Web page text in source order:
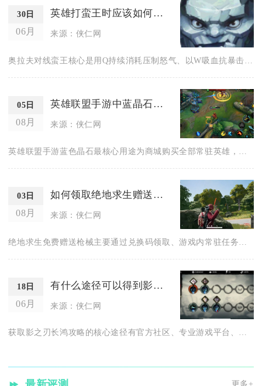
30日
06月
英雄打蛮王时应该如何使用奥拉夫
来源：侠仁网
05日
08月
英雄联盟手游中蓝晶石有哪些用途
来源：侠仁网
03日
08月
如何领取绝地求生赠送的枪
来源：侠仁网
18日
06月
有什么途径可以得到影之刃长鸿
来源：侠仁网
获取影之刃长鸿攻略的核心途径有官方社区、专业游戏平台、视频内...
更多+